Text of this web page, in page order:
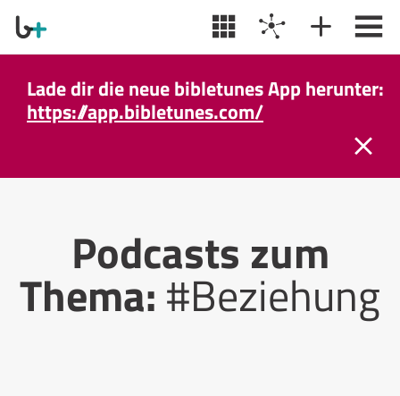
Lade dir die neue bibletunes App herunter:
https://app.bibletunes.com/
Podcasts zum
Thema:#Beziehung